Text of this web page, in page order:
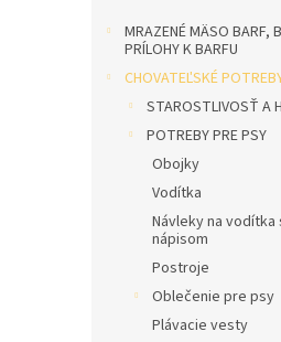
MRAZENÉ MÄSO BARF,
PRÍLOHY K BARFU
CHOVATEĽSKÉ
STAROSTLIVOSŤ A
POTREBY PRE PSY
Obojky
Vodítka
Návleky na vodítka
nápisom
Postroje
Oblečenie pre psy
Plávacie vesty